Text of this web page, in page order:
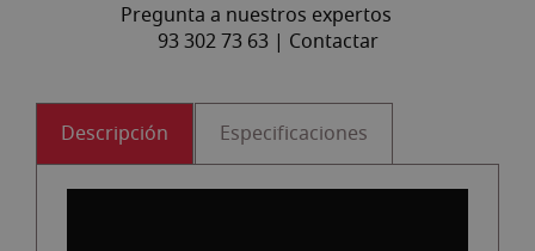
Pregunta a nuestros expertos
93 302 73 63 | Contactar
Descripción Especificaciones